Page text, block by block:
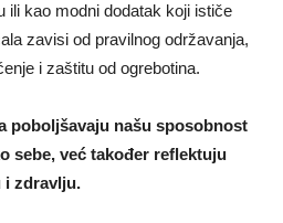
ili kao modni dodatak koji ističe
zavisi od pravilnog održavanja,
i zaštitu od ogrebotina.
poboljšavaju našu sposobnost
sebe, već također reflektuju
i zdravlju.